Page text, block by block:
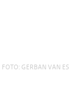
FOTO: GERBAN VAN ES